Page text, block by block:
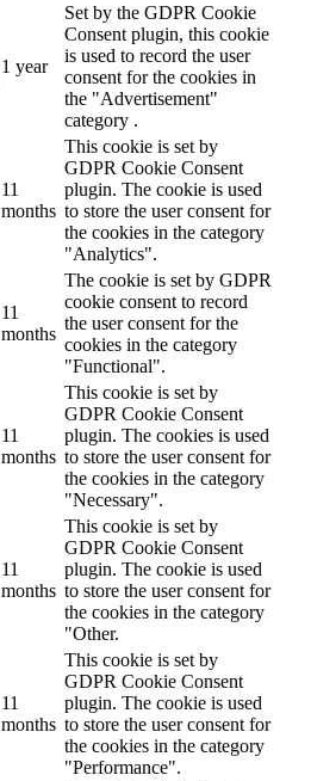
1 year
Set by the GDPR Cookie
Consent plugin, this cookie
is used to record the user
consent for the cookies in
the "Advertisement"
category .
11
months
This cookie is set by
GDPR Cookie Consent
plugin. The cookie is used
to store the user consent for
the cookies in the category
"Analytics".
11
months
The cookie is set by GDPR
cookie consent to record
the user consent for the
cookies in the category
"Functional".
11
months
This cookie is set by
GDPR Cookie Consent
plugin. The cookies is used
to store the user consent for
the cookies in the category
"Necessary".
11
months
This cookie is set by
GDPR Cookie Consent
plugin. The cookie is used
to store the user consent for
the cookies in the category
"Other.
11
months
This cookie is set by
GDPR Cookie Consent
plugin. The cookie is used
to store the user consent for
the cookies in the category
"Performance".